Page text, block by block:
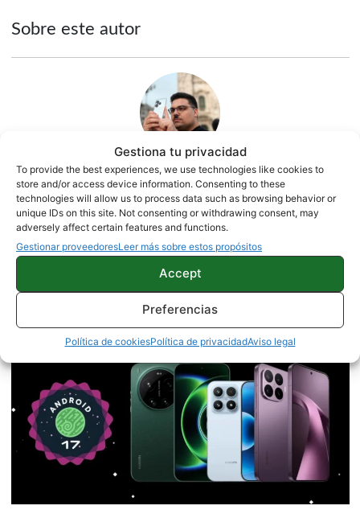
Gestiona tu privacidad
To provide the best experiences, we use technologies like cookies to
store and/or access device information. Consenting to these
technologies will allow us to process data such as browsing behavior or
unique IDs on this site. Not consenting or withdrawing consent, may
adversely affect certain features and functions.
Gestionar proveedoresLeer más sobre estos propósitos
Accept
Preferencias
Política de cookiesPolítica de privacidadAviso legal
Sobre este autor
Quelian Sanz
11059 artículos publicados en ProAndroid desde 2020.
Redactor en Pro Android | Apasionado de ese Androide
verde que tanto esconde. Se comenta que tecleo sobre
actualidad. Me gusta probarlo todo en este mundo de la
tecnología. Los gusanos se comen a las manzanas.
Enamorado de lo que una gran mayoría llama ruido.